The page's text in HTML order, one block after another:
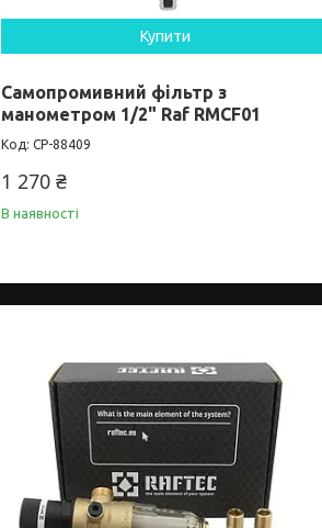
Купити
Самопромивний фільтр з
манометром 1/2" Raf RMCF01
CP-88409
1 270 ₴
В наявності